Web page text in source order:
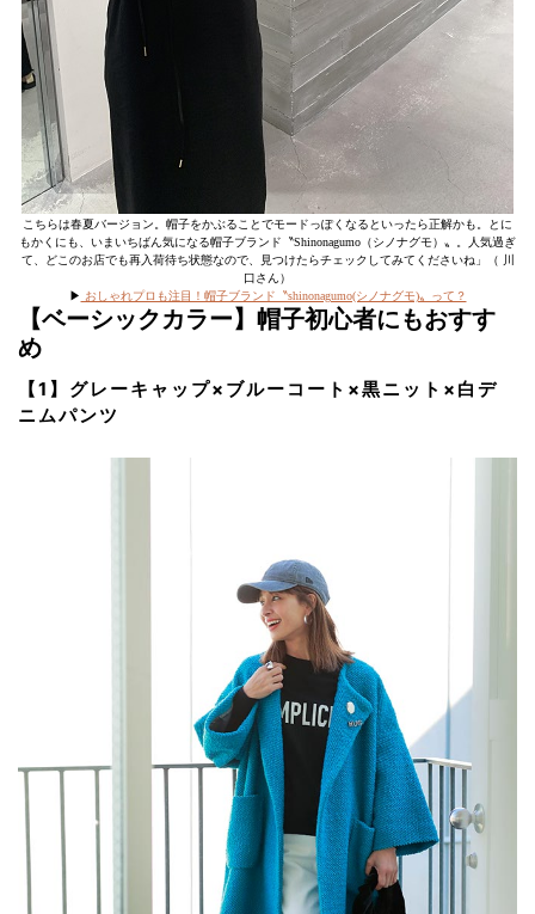
こちらは春夏バージョン。帽子をかぶることでモードっぽくなるといったら正解かも。とに
もかくにも、いまいちばん気になる帽子ブランド〝Shinonagumo（シノナグモ）〟。人気過ぎ
て、どこのお店でも再入荷待ち状態なので、見つけたらチェックしてみてくださいね」（ 川
口さん）
▶︎ おしゃれプロも注目！帽子ブランド〝shinonagumo(シノナグモ)〟って？
【ベーシックカラー】帽子初心者にもおすす
め
【1】グレーキャップ×ブルーコート×黒ニット×白デ
ニムパンツ